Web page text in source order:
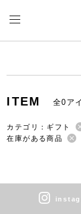
ITEM 全0ア
カテゴリ：ギフト
在庫がある商品